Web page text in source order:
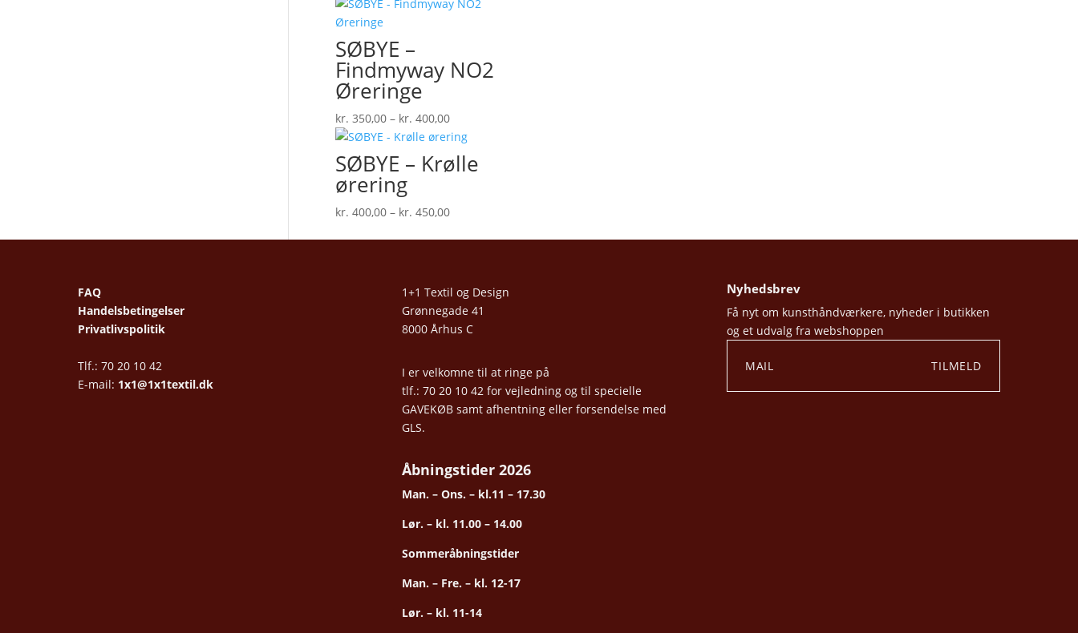
SØBYE –
Findmyway NO2
Øreringe
kr. 350,00 – kr. 400,00Prisinterval:
kr. 350,00
til
kr. 400,00
SØBYE – Krølle
ørering
kr. 400,00 – kr. 450,00Prisinterval:
FAQ
Handelsbetingelser
Privatlivspolitik
Tlf.: 70 20 10 42
E-mail: 1x1@1x1textil.dk
1+1 Textil og Design
Grønnegade 41
8000 Århus C
I er velkomne til at ringe på
tlf.: 70 20 10 42 for vejledning og til specielle
GAVEKØB samt afhentning eller forsendelse med
GLS.
Åbningstider 2026
Man. – Ons. – kl.11 – 17.30
Lør. – kl. 11.00 – 14.00
Sommeråbningstider
Man. – Fre. – kl. 12-17
Lør. – kl. 11-14
Nyhedsbrev
Få nyt om kunsthåndværkere, nyheder i butikken
og et udvalg fra webshoppen
TILMELD